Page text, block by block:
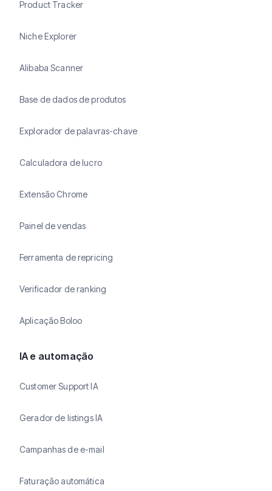
Product Tracker
Niche Explorer
Alibaba Scanner
Base de dados de produtos
Explorador de palavras-chave
Calculadora de lucro
Extensão Chrome
Painel de vendas
Ferramenta de repricing
Verificador de ranking
Aplicação Boloo
IA e automação
Customer Support IA
Gerador de listings IA
Campanhas de e-mail
Faturação automática